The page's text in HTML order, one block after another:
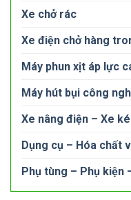
Xe chở rác
Xe điện chở hàng
Máy phun xịt áp lực
Máy hút bụi công
Xe nâng điện – Xe
Dụng cụ – Hóa chất
Phụ tùng – Phụ kiện